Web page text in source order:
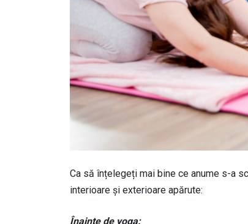
Ca să înțelegeți mai bine ce anume s-a
interioare și exterioare apărute:
Înainte de yoga: